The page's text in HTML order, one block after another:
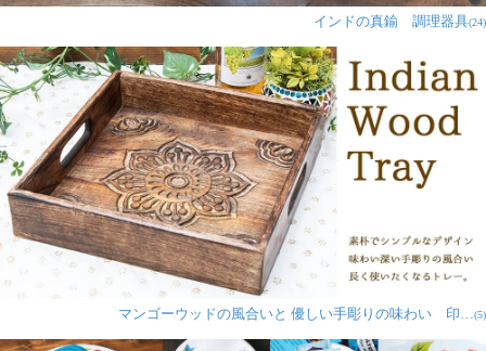
インドの真鍮 調理器具(24)
マンゴーウッドの風合いと 優しい手彫りの味わい 印… (5)